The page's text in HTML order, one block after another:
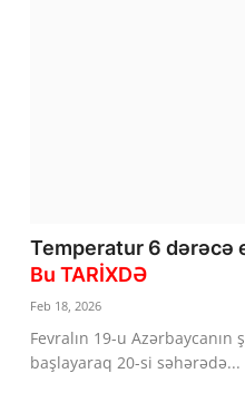
Temperatur 6 dərəcə
Bu TARİXDƏ
Feb 18, 2026
Fevralın 19-u
başlayaraq 20-si səhərədə...